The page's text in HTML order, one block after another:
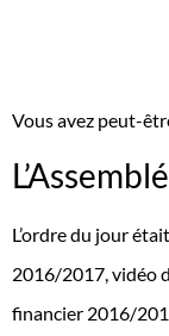
Vous avez peut-
L’ordre du jour
2016/2017, vidéo
financier 2016/